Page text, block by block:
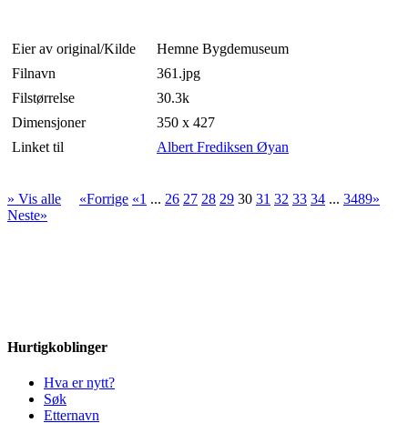
Eier av original/Kilde
Hemne Bygdemuseum
Filnavn
361.jpg
Filstørrelse
30.3k
Dimensjoner
350 x 427
Linket til
Albert Frediksen Øyan
» Vis alle «Forrige «1 ... 26 27 28 29 30 31 32 33 34 ... 3489»
Neste»
Hurtigkoblinger
Hva er nytt?
Søk
Etternavn